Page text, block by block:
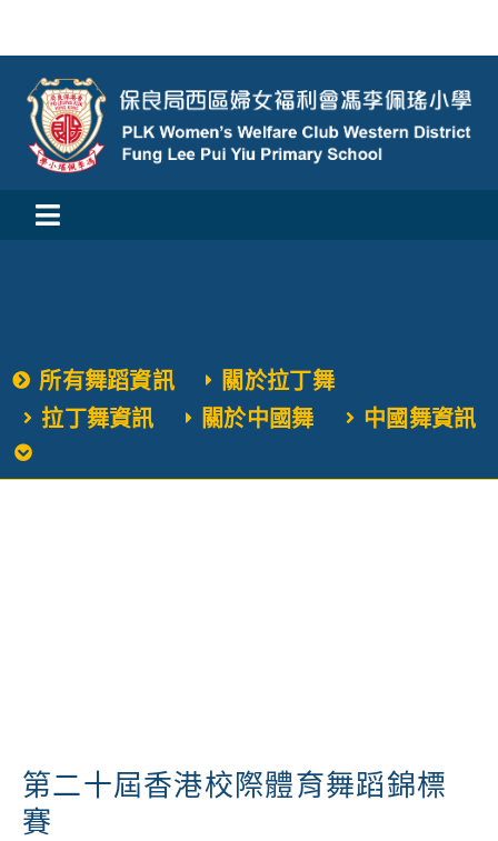
content
Toggle
學與教
校風及學生支援
所有舞蹈資訊
關於拉丁舞
拉丁舞資訊
關於中國舞 中國舞資訊
第二十屆香港校際體育舞蹈錦標
賽